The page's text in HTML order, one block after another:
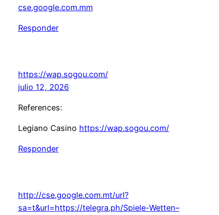
cse.google.com.mm
Responder
https://wap.sogou.com/
julio 12, 2026
References:
Legiano Casino https://wap.sogou.com/
Responder
http://cse.google.com.mt/url?
sa=t&url=https://telegra.ph/Spiele-Wetten–